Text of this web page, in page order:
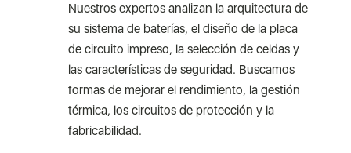
Nuestros expertos analizan la arquitectura de
su sistema de baterías, el diseño de la placa
de circuito impreso, la selección de celdas y
las características de seguridad. Buscamos
formas de mejorar el rendimiento, la gestión
térmica, los circuitos de protección y la
fabricabilidad.